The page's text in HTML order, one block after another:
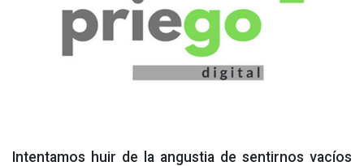
Intentamos huir de la angustia de sentirnos vacíos